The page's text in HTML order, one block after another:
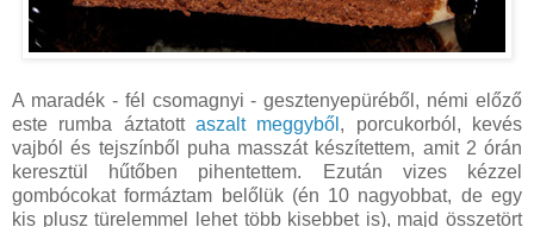
A maradék - fél csomagnyi - gesztenyepüréből, némi előző
este rumba áztatott aszalt meggyből , porcukorból, kevés
vajból és tejszínből puha masszát készítettem, amit 2 órán
keresztül hűtőben pihentettem. Ezután vizes kézzel
gombócokat formáztam belőlük (én 10 nagyobbat, de egy
kis plusz türelemmel lehet több kisebbet is), majd összetört